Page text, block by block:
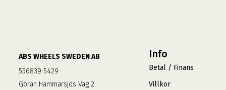
ABS WHEELS SWEDEN AB
556839 5429
Göran Hammarsjös Väg 2
Info
Betal / Finans
Villkor